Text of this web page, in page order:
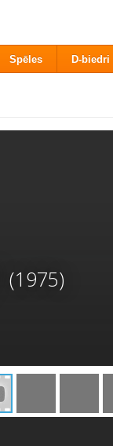
Spēles D-biedri
(1975)